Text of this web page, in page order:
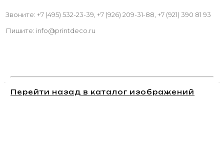
Звоните: +7 (495) 532-23-39, +7 (926) 209-31-88, +7 (921) 390 81 93
Пишите: info@printdeco.ru
Перейти назад в каталог изображений